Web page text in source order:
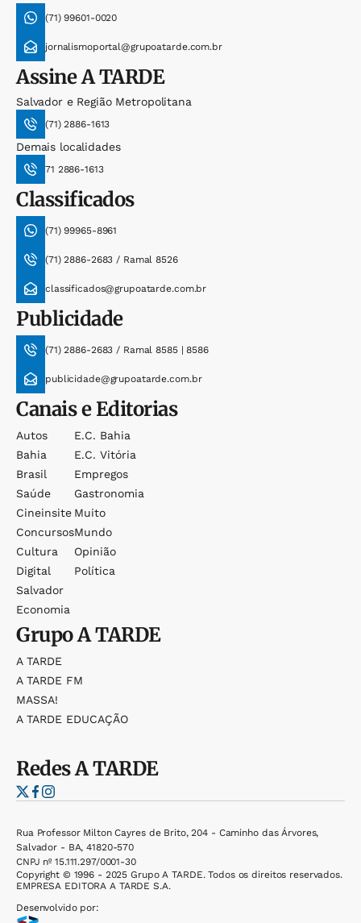
(71) 99601-0020
jornalismoportal@grupoatarde.com.br
AssineA TARDE
Salvador e Região Metropolitana
(71) 2886-1613
Demais localidades
71 2886-1613
Classificados
(71) 99965-8961
(71) 2886-2683 / Ramal 8526
classificados@grupoatarde.com.br
Publicidade
(71) 2886-2683 / Ramal 8585 | 8586
publicidade@grupoatarde.com.br
Canais e Editorias
Autos
Bahia
Brasil
Saúde
Cineinsite
Concursos
Cultura
Digital
Salvador
Economia
E.c. Bahia
E.c. Vitória
Empregos
Gastronomia
Muito
Mundo
Opinião
Política
GrupoA TARDE
A TARDE
A TARDE FM
MASSA!
A TARDE EDUCAÇÃO
RedesA TARDE
Rua Professor Milton Cayres de Brito, 204 - Caminho das Árvores,
Salvador - BA, 41820-570
CNPJ nº 15.111.297/0001-30
Copyright © 1996 - 2025 Grupo A TARDE. Todos os direitos reservados.
EMPRESA EDITORA A TARDE S.A.
Desenvolvido por: